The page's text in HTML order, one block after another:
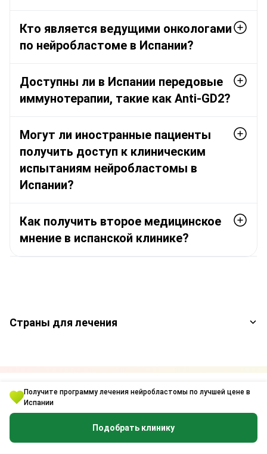
Получите программу лечения нейробластомы по лучшей цене в
Испании
Подобрать клинику
Кто является ведущими онкологами
по нейробластоме в Испании?
Доступны ли в Испании передовые
иммунотерапии, такие как Anti-GD2?
Могут ли иностранные пациенты
получить доступ к клиническим
испытаниям нейробластомы в
Испании?
Как получить второе медицинское
мнение в испанской клинике?
Страны для лечения
Получить бесплатную
консультацию